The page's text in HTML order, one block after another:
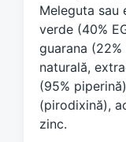
Meleguta sau
verde (40%
guarana
naturală,
(95%
(pirodixină),
zinc.